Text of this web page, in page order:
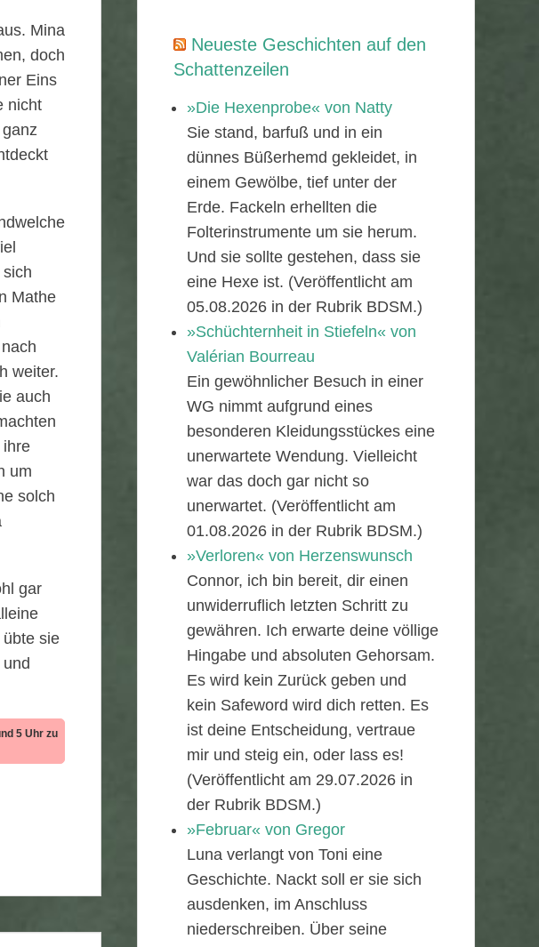
Mina
doch
Eins
nicht
Mathe
weiter.
auch
ihre
um
solch
gar
sie
5 Uhr zu
Neueste Geschichten auf den
Schattenzeilen
»Die Hexenprobe« von Natty
Sie stand, barfuß und in ein
dünnes Büßerhemd gekleidet, in
einem Gewölbe, tief unter der
Erde. Fackeln erhellten die
Folterinstrumente um sie herum.
Und sie sollte gestehen, dass sie
eine Hexe ist. (Veröffentlicht am
05.08.2026 in der Rubrik BDSM.)
»Schüchternheit in Stiefeln« von
Valérian Bourreau
Ein gewöhnlicher Besuch in einer
WG nimmt aufgrund eines
besonderen Kleidungsstückes eine
unerwartete Wendung. Vielleicht
war das doch gar nicht so
unerwartet. (Veröffentlicht am
01.08.2026 in der Rubrik BDSM.)
»Verloren« von Herzenswunsch
Connor, ich bin bereit, dir einen
unwiderruflich letzten Schritt zu
gewähren. Ich erwarte deine völlige
Hingabe und absoluten Gehorsam.
Es wird kein Zurück geben und
kein Safeword wird dich retten. Es
ist deine Entscheidung, vertraue
mir und steig ein, oder lass es!
(Veröffentlicht am 29.07.2026 in
der Rubrik BDSM.)
»Februar« von Gregor
Luna verlangt von Toni eine
Geschichte. Nackt soll er sie sich
ausdenken, im Anschluss
niederschreiben. Über seine